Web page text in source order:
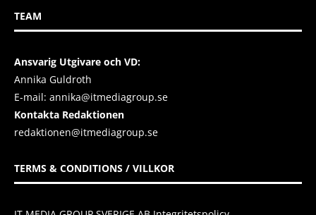
TEAM
Ansvarig Utgivare och VD:
Annika Guldroth
E-mail: annika@itmediagroup.se
Kontakta Redaktionen
redaktionen@itmediagroup.se
TERMS & CONDITIONS / VILLKOR